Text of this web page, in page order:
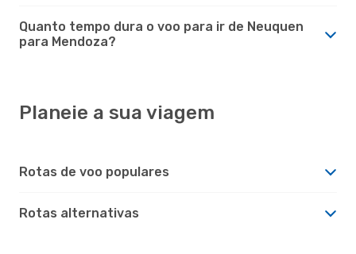
Quanto tempo dura o voo para ir de Neuquen
para Mendoza?
Planeie a sua viagem
Rotas de voo populares
Rotas alternativas